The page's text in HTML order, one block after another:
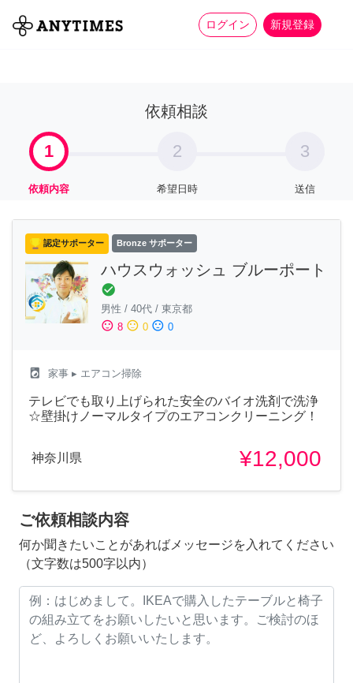
ログイン 新規登録
全て 家事 more_horiz
依頼相談
1
依頼内容
2
希望日時
3
送信
認定サポーター Bronze サポーター
ハウスウォッシュ ブルーポート
check_circle
男性 / 40代 / 東京都
sentiment_satisfied 8 sentiment_neutral 0 sentiment_dissatisfied 0
local_laundry_service 家事 ▸ エアコン掃除
テレビでも取り上げられた安全のバイオ洗剤で洗浄
☆壁掛けノーマルタイプのエアコンクリーニング！
神奈川県 ¥12,000
ご依頼相談内容
何か聞きたいことがあればメッセージを入れてください
（文字数は500字以内）